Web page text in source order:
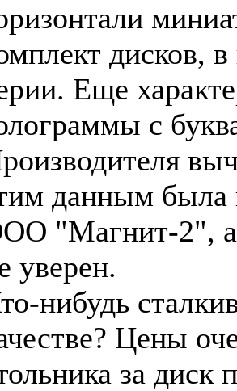
дисков,
Еще
с
данным была
"Магнит-2",
уверен.
нибудь
Цены
за диск